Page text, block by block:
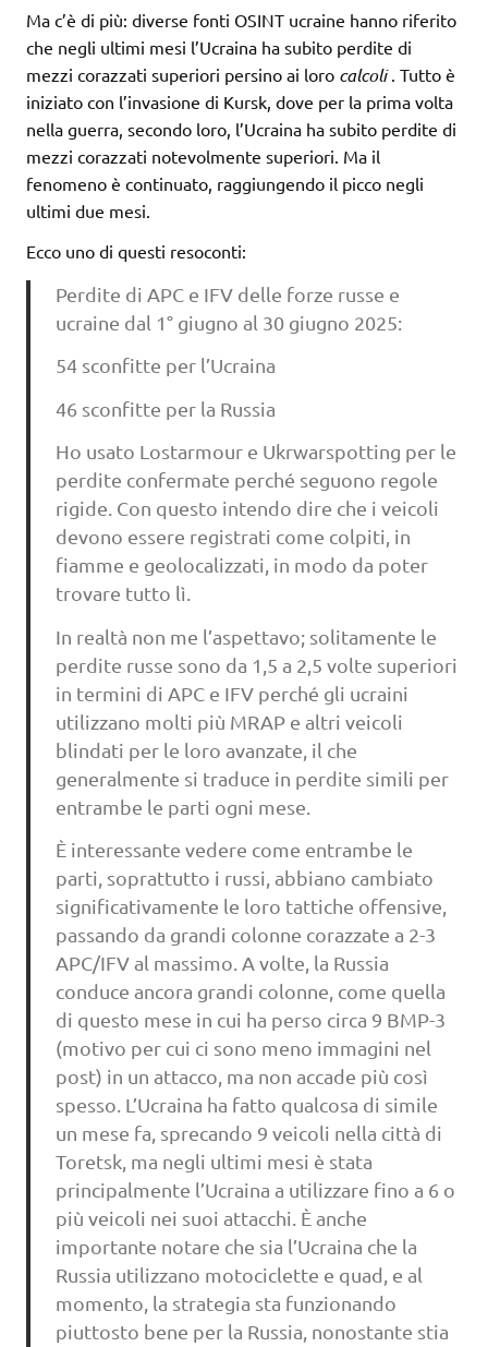
Ma c’è di più: diverse fonti OSINT ucraine hanno riferito
che negli ultimi mesi l’Ucraina ha subito perdite di
mezzi corazzati superiori persino ai loro calcoli. Tutto è
iniziato con l’invasione di Kursk, dove per la prima volta
nella guerra, secondo loro, l’Ucraina ha subito perdite di
mezzi corazzati notevolmente superiori. Ma il
fenomeno è continuato, raggiungendo il picco negli
ultimi due mesi.
Ecco uno di questi resoconti:
Perdite di APC e IFV delle forze russe e
ucraine dal 1° giugno al 30 giugno 2025:
54 sconfitte per l’Ucraina
46 sconfitte per la Russia
Ho usato Lostarmour e Ukrwarspotting per le
perdite confermate perché seguono regole
rigide. Con questo intendo dire che i veicoli
devono essere registrati come colpiti, in
fiamme e geolocalizzati, in modo da poter
trovare tutto lì.
In realtà non me l’aspettavo; solitamente le
perdite russe sono da 1,5 a 2,5 volte superiori
in termini di APC e IFV perché gli ucraini
utilizzano molti più MRAP e altri veicoli
blindati per le loro avanzate, il che
generalmente si traduce in perdite simili per
entrambe le parti ogni mese.
È interessante vedere come entrambe le
parti, soprattutto i russi, abbiano cambiato
significativamente le loro tattiche offensive,
passando da grandi colonne corazzate a 2-3
APC/IFV al massimo. A volte, la Russia
conduce ancora grandi colonne, come quella
di questo mese in cui ha perso circa 9 BMP-3
(motivo per cui ci sono meno immagini nel
post) in un attacco, ma non accade più così
spesso. L’Ucraina ha fatto qualcosa di simile
un mese fa, sprecando 9 veicoli nella città di
Toretsk, ma negli ultimi mesi è stata
principalmente l’Ucraina a utilizzare fino a 6 o
più veicoli nei suoi attacchi. È anche
importante notare che sia l’Ucraina che la
Russia utilizzano motociclette e quad, e al
momento, la strategia sta funzionando
piuttosto bene per la Russia, nonostante stia